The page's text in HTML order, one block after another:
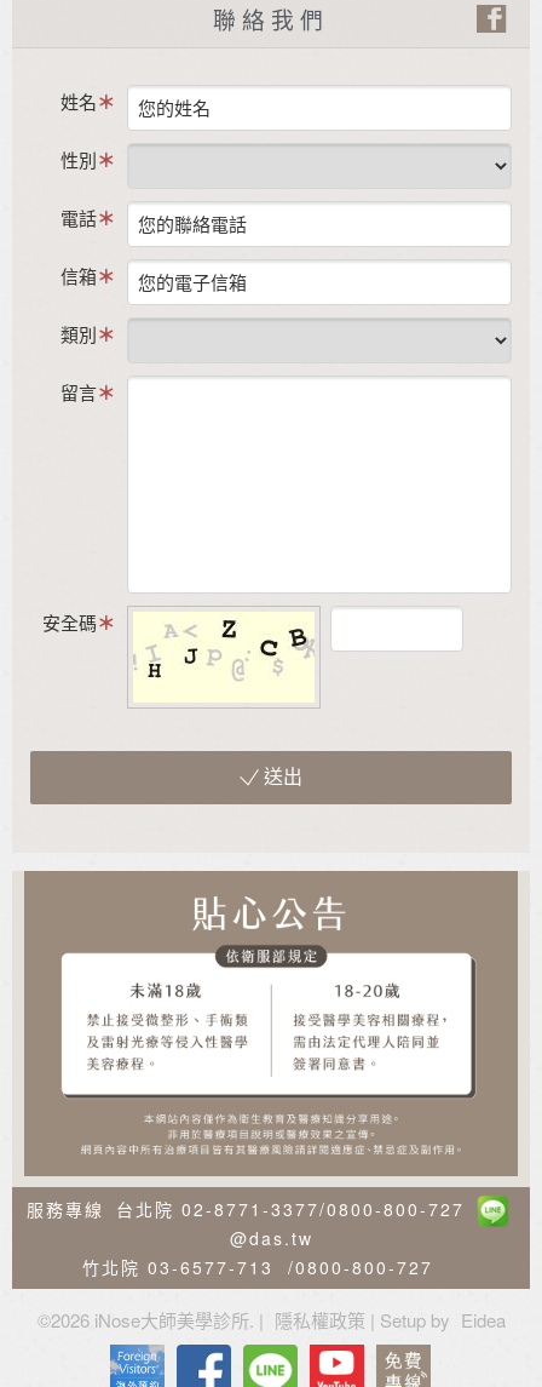
聯絡我們
姓名
性別
電話
信箱
類別
留言
安全碼
送出
服務專線 台北院 02-8771-3377/0800-800-727
@das.tw
竹北院 03-6577-713 /0800-800-727
©2026 iNose大師美學診所. | 隱私權政策 | Setup by Eidea